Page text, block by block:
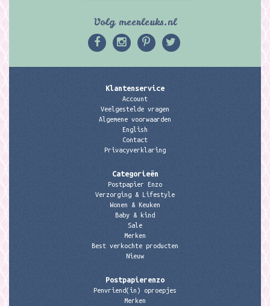
Volg meerleuks.nl
Klantenservice
Account
Veelgestelde vragen
Algemene voorwaarden
English
Contact
Privacyverklaring
Categorieën
Postpapier Enzo
Verzorging & Lifestyle
Wonen & Keuken
Baby & kind
Sale
Merken
Best verkochte producten
Nieuw
Postpapierenzo
Penvriend(in) oproepjes
Merken